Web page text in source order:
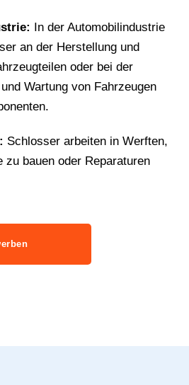
In der Automobilindustrie
an der Herstellung und
oder bei der
Wartung von Fahrzeugen
Schlosser arbeiten in Werften,
zu bauen oder Reparaturen